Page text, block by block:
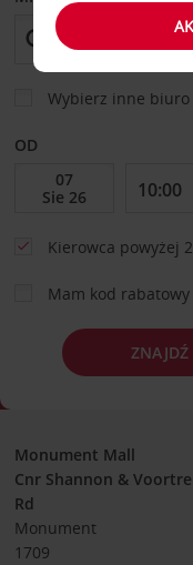
Wybierz inne
OD
Kierowca powyżej
Mam kod rabatowy
Monument Mall
Cnr Shannon &
Rd
Monument
1709